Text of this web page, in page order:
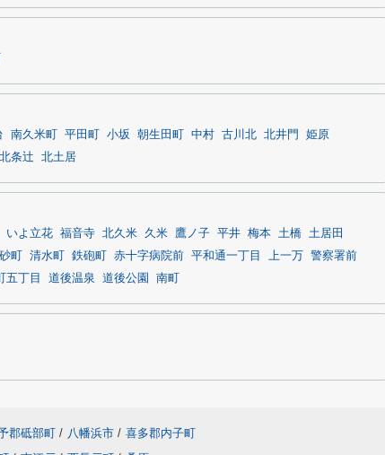
南久米町 平田町 小坂 朝生田町 中村 古川北 北井門
姫原
北条辻 北土居
いよ立花 福音寺 北久米 久米 鷹ノ子 平井 梅本 土橋 土居田
町 清水町 鉄砲町 赤十字病院前 平和通一丁目 上一万
警察署前
五丁目 道後温泉 道後公園 南町
郡砥部町 / 八幡浜市 / 喜多郡内子町